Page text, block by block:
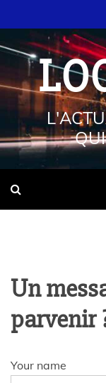
Un
parvenir
Your name